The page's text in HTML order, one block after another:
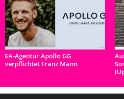
EA-Agentur Apollo GG
verpflichtet Franz Mann